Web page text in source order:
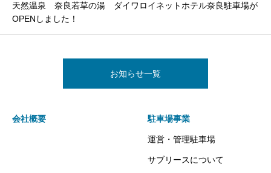
天然温泉 奈良若草の湯 ダイワロイネットホテル奈良駐車場が
OPENしました！
お知らせ一覧
会社概要 駐車場事業
運営・管理駐車場
サブリースについて